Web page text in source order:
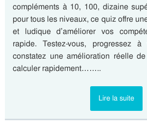
compléments à 10, 100, dizaine
pour tous les niveaux, ce quiz offre
et ludique d’améliorer vos
rapide. Testez-vous, progressez
constatez une amélioration réelle
calculer rapidement……..
Lire la suite